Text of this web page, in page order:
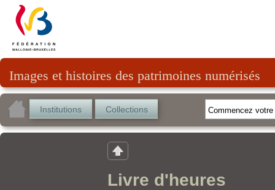
Images et histoires des patrimoines numérisés
Institutions Collections
Livre d'heures